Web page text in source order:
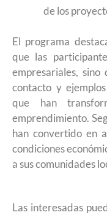
de los
El programa
que las
empresariales,
contacto y
que han
emprendimiento.
han convertido en
condiciones
a sus comunidades
Las interesadas